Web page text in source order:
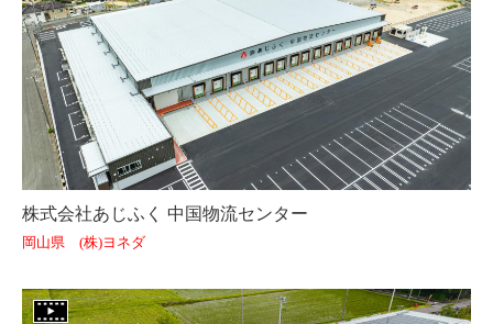
株式会社あじふく 中国物流センター
岡山県 (株)ヨネダ